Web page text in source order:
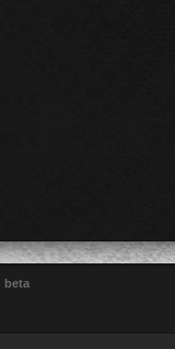
beta